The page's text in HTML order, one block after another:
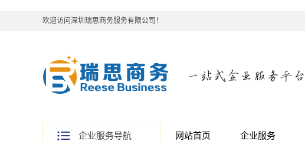
欢迎访问深圳瑞思商务服务有限公司！
企业服务导航 网站首页 企业服务